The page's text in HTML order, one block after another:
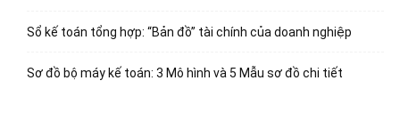
Sổ kế toán tổng hợp: “Bản đồ” tài chính của doanh nghiệp
Sơ đồ bộ máy kế toán: 3 Mô hình và 5 Mẫu sơ đồ chi tiết